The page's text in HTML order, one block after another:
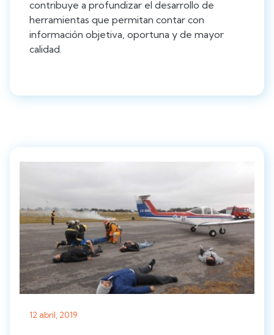
contribuye a profundizar el desarrollo de
herramientas que permitan contar con
información objetiva, oportuna y de mayor
calidad.
12 abril, 2019